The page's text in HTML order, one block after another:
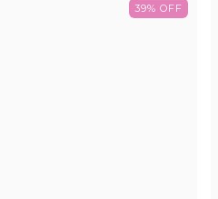
39% OFF